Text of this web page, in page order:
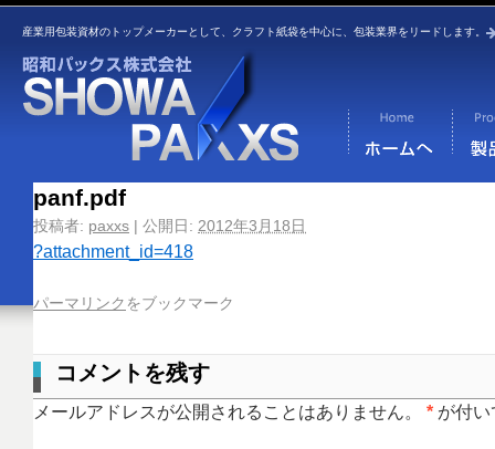
産業用包装資材のトップメーカーとして、クラフト紙袋を中心に、包装業界をリードします。
panf.pdf
投稿者: paxxs | 公開日: 2012年3月18日
?attachment_id=418
パーマリンク をブックマーク
コメントを残す
メールアドレスが公開されることはありません。 * が付